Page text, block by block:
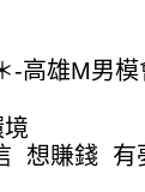
-高雄M男
想賺錢 有